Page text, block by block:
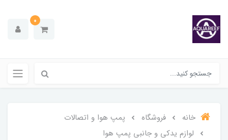
0
خانه فروشگاه
پمپ هوا و اتصالات
لوازم یدکی و جانبی پمپ هوا